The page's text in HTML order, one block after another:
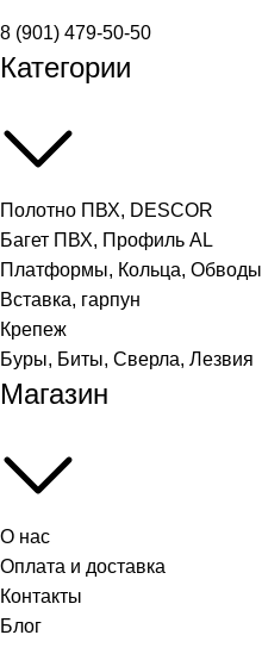
8 (901) 479-50-50
Категории
Полотно ПВХ, DESCOR
Багет ПВХ, Профиль AL
Платформы, Кольца, Обводы
Вставка, гарпун
Крепеж
Буры, Биты, Сверла, Лезвия
Магазин
О нас
Оплата и доставка
Контакты
Блог